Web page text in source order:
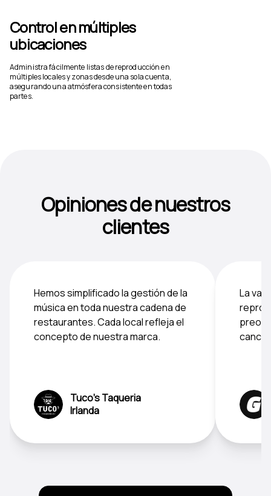
Control en múltiples
ubicaciones
Administra fácilmente listas de reproducción en
múltiples locales y zonas desde una sola cuenta,
asegurando una atmósfera consistente en todas
partes.
Opiniones de nuestros
clientes
Hemos simplificado la gestión de la
música en toda nuestra cadena de
restaurantes. Cada local refleja el
concepto de nuestra marca.
Tuco's Taqueria
Irlanda
La